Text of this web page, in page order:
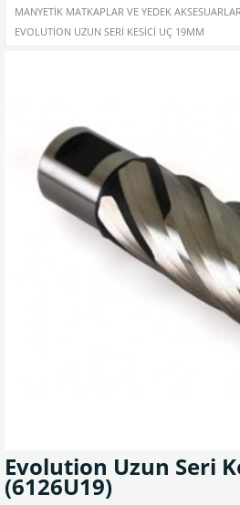
MANYETIK MATKAPLAR VE YEDEK
EVOLUTION UZUN SERI KESICI UÇ 19MM
Evolution Uzun Seri
(6126U19)